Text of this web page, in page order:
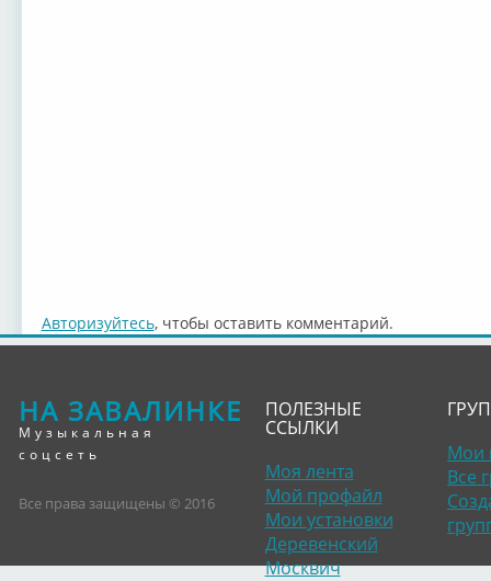
Авторизуйтесь, чтобы оставить комментарий.
НА ЗАВАЛИНКЕ
Музыкальная
соцсеть
Все права защищены © 2016
ПОЛЕЗНЫЕ
ССЫЛКИ
Моя лента
Мой профайл
Мои установки
Деревенский
Москвич
Мои
Все